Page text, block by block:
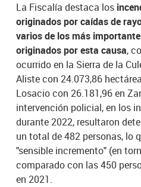
La Fiscalía destaca los
originados por caídas de
varios de los más
originados por esta causa,
ocurrido en la Sierra de la
Aliste con 24.073,86
Losacio con 26.181,96 en
intervención policial, en los
durante 2022, resultaron
un total de 482 personas, lo
"sensible incremento" (en
comparado con las 450
en 2021.